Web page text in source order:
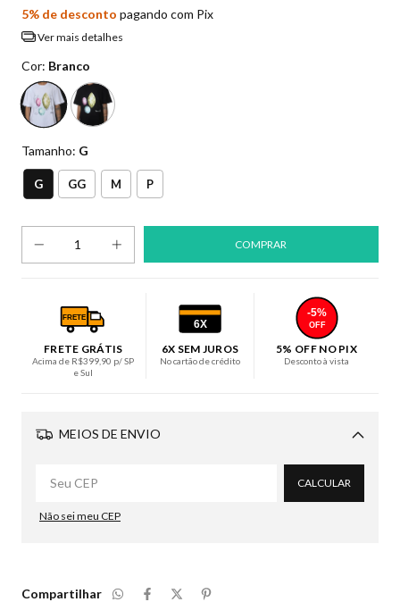
5% de desconto pagando com Pix
Ver mais detalhes
Cor: Branco
Tamanho: G
G GG M P
FRETE
FRETE GRÁTIS
Acima de R$399,90 p/ SP
e Sul
6X
6X SEM JUROS
No cartão de crédito
-5%
OFF
5% OFF NO PIX
Desconto à vista
MEIOS DE ENVIO
Alterar CEP
CALCULAR
Não sei meu CEP
Compartilhar